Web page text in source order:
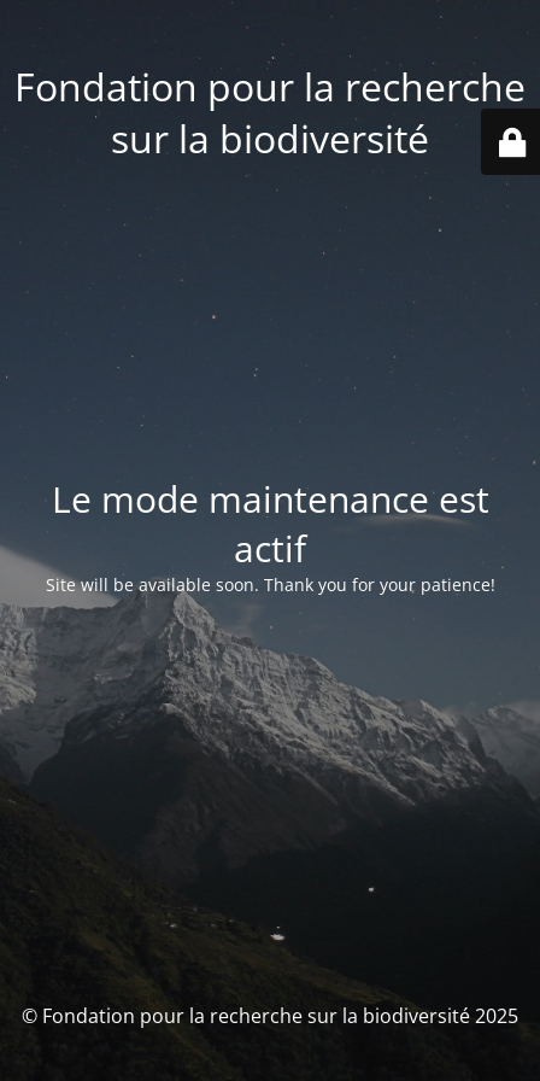
Fondation pour la recherche
sur la biodiversité
Le mode maintenance est
actif
Site will be available soon. Thank you for your patience!
© Fondation pour la recherche sur la biodiversité 2025